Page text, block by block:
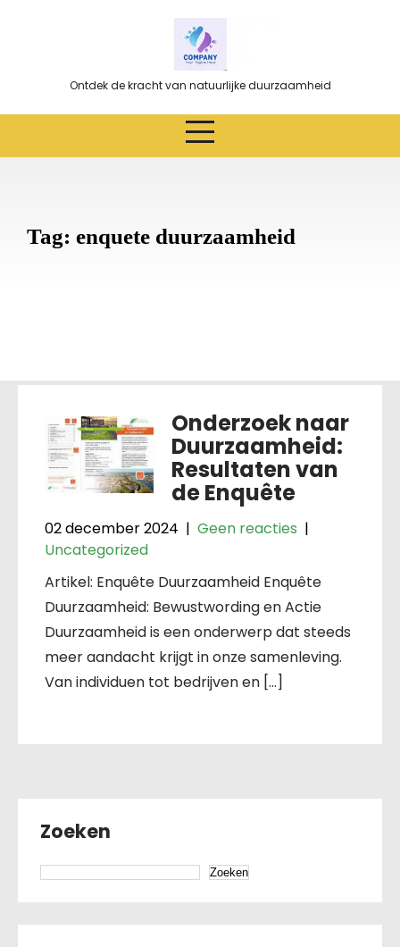
Ontdek de kracht van natuurlijke duurzaamheid
Tag: enquete duurzaamheid
Onderzoek naar
Duurzaamheid:
Resultaten van
de Enquête
02 december 2024 | Geen reacties |
Uncategorized
Artikel: Enquête Duurzaamheid Enquête
Duurzaamheid: Bewustwording en Actie
Duurzaamheid is een onderwerp dat steeds
meer aandacht krijgt in onze samenleving.
Van individuen tot bedrijven en […]
Zoeken
Zoeken